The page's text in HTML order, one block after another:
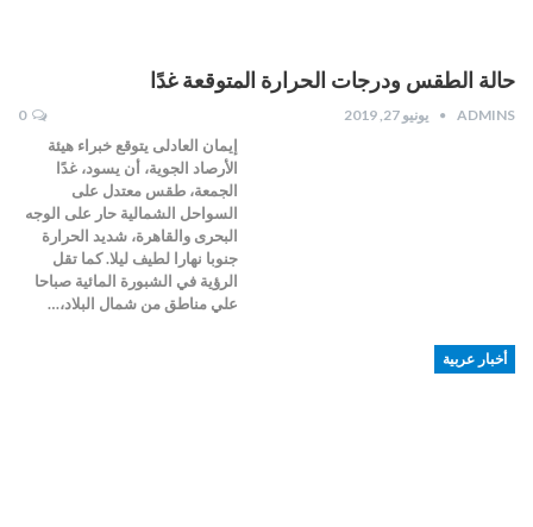
حالة الطقس ودرجات الحرارة المتوقعة غدًا
ADMINS يونيو 27, 2019 0
إيمان العادلى يتوقع خبراء هيئة
الأرصاد الجوية، أن يسود، غدًا
الجمعة، طقس معتدل على
السواحل الشمالية حار على الوجه
البحرى والقاهرة، شديد الحرارة
جنوبا نهارا لطيف ليلا. كما تقل
الرؤية في الشبورة المائية صباحا
علي مناطق من شمال البلاد،…
أخبار عربية